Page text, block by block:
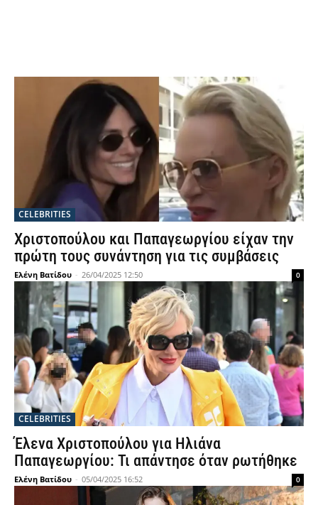
CELEBRITIES
Χριστοπούλου και Παπαγεωργίου είχαν την
πρώτη τους συνάντηση για τις συμβάσεις
Ελένη Βατίδου - 26/04/2025 12:50 0
CELEBRITIES
Έλενα Χριστοπούλου για Ηλιάνα
Παπαγεωργίου: Τι απάντησε όταν ρωτήθηκε
Ελένη Βατίδου - 05/04/2025 16:52 0